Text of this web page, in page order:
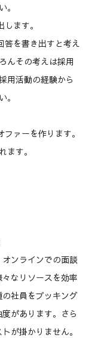
。
ます。
答を書き出すと考え
んその考えは採用
用活動の経験から
。
ァーを作ります。
ます。
ンラインでの面談
なリソースを効率
社員をブッキング
があります。さら
が掛かりません。